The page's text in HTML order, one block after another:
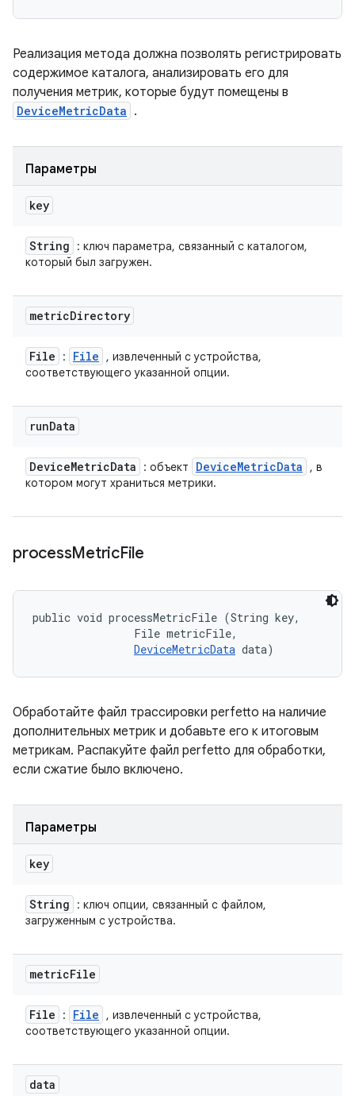
Реализация метода должна позволять регистрировать
содержимое каталога, анализировать его для
получения метрик, которые будут помещены в
DeviceMetricData .
Параметры
key
String
: ключ параметра, связанный с каталогом,
который был загружен.
metricDirectory
File : File
, извлеченный с устройства,
соответствующего указанной опции.
runData
DeviceMetricData : объект DeviceMetricData
, в
котором могут храниться метрики.
processMetricFile
public void processMetricFile (String key,
                File metricFile,
DeviceMetricData data)
Обработайте файл трассировки perfetto на наличие
дополнительных метрик и добавьте его к итоговым
метрикам. Распакуйте файл perfetto для обработки,
если сжатие было включено.
Параметры
key
String
: ключ опции, связанный с файлом,
загруженным с устройства.
metricFile
File : File
, извлеченный с устройства,
соответствующего указанной опции.
data